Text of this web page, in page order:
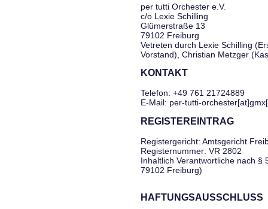
per tutti Orchester e.V.
c/o Lexie Schilling
Glümerstraße 13
79102 Freiburg
Vetreten durch Lexie Schilling
Vorstand), Christian Metzger
KONTAKT
Telefon: +49 761 21724889
E-Mail: per-tutti-
REGISTEREINTRAG
Registergericht: Amtsgericht
Registernummer: VR 2802
Inhaltlich Verantwortliche nach §
79102 Freiburg)
HAFTUNGSAUSSCHLUSS